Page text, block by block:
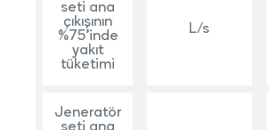
seti ana
çıkışının
%75’inde
yakıt
tüketimi
L/s
Jeneratör
seti ana